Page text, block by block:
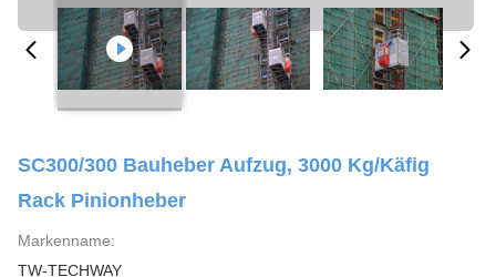
SC300/300 Bauheber Aufzug, 3000 Kg/Käfig
Rack Pinionheber
Markenname:
TW-TECHWAY